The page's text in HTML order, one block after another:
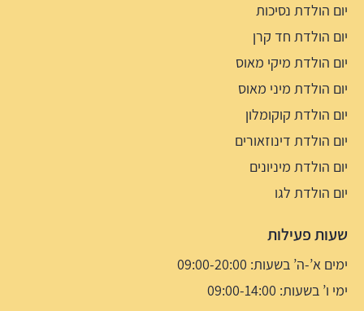
יום הולדת נסיכות
יום הולדת חד קרן
יום הולדת מיקי מאוס
יום הולדת מיני מאוס
יום הולדת קוקומלון
יום הולדת דינוזאורים
יום הולדת מיניונים
יום הולדת לגו
שעות פעילות
ימים א’-ה’ בשעות: 09:00-20:00
ימי ו’ בשעות: 09:00-14:00